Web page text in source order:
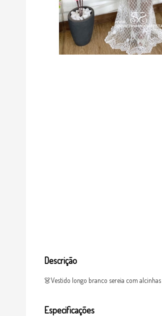
Descrição
👗Vestido longo branco sereia com
Especificações